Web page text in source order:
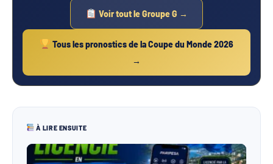
Voir tout le Groupe G →
Tous les pronostics de la Coupe du Monde 2026
→
À LIRE ENSUITE